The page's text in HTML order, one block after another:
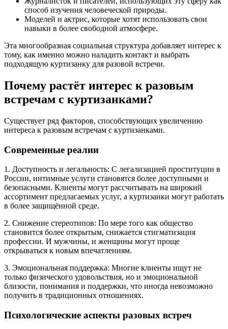
способ изучения человеческой природы.
Моделей и актрис, которые хотят использовать свои
навыки в более свободной атмосфере.
Эта многообразная социальная структура добавляет интерес к
тому, как именно можно наладить контакт и выбрать
подходящую куртизанку для разовой встречи.
Почему растёт интерес к разовым
встречам с куртизанками?
Существует ряд факторов, способствующих увеличению
интереса к разовым встречам с куртизанками.
Современные реалии
1. Доступность и легальность: С легализацией проституции в
России, интимные услуги становятся более доступными и
безопасными. Клиенты могут рассчитывать на широкий
ассортимент предлагаемых услуг, а куртизанки могут работать
в более защищённой среде.
2. Снижение стереотипов: По мере того как общество
становится более открытым, снижается стигматизация
профессии. И мужчины, и женщины могут проще
открываться к новым впечатлениям.
3. Эмоциональная поддержка: Многие клиенты ищут не
только физического удовольствия, но и эмоциональной
близости, понимания и поддержки, что иногда невозможно
получить в традиционных отношениях.
Психологические аспекты разовых встреч